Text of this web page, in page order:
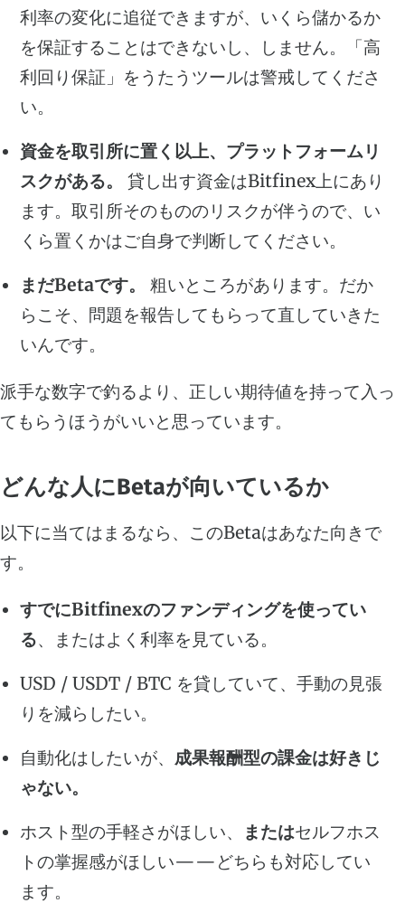
利率の変化に追従できますが、いくら儲かるか
を保証することはできないし、しません。「高
利回り保証」をうたうツールは警戒してくださ
い。
資金を取引所に置く以上、プラットフォームリ
スクがある。
貸し出す資金はBitfinex上にあり
ます。取引所そのもののリスクが伴うので、い
くら置くかはご自身で判断してください。
まだBetaです。
粗いところがあります。だか
らこそ、問題を報告してもらって直していきた
いんです。
派手な数字で釣るより、正しい期待値を持って入っ
てもらうほうがいいと思っています。
どんな人にBetaが向いているか
以下に当てはまるなら、このBetaはあなた向きで
す。
すでにBitfinexのファンディングを使ってい
る、またはよく利率を見ている。
USD / USDT / BTC を貸していて、手動の見張
りを減らしたい。
自動化はしたいが、 成果報酬型の課金は好きじ
ゃない。
ホスト型の手軽さがほしい、 またはセルフホス
トの掌握感がほしい——どちらも対応してい
ます。